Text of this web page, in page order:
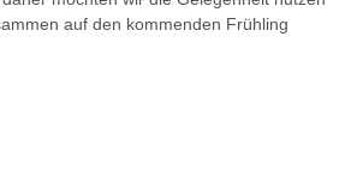
auf den kommenden Frühling